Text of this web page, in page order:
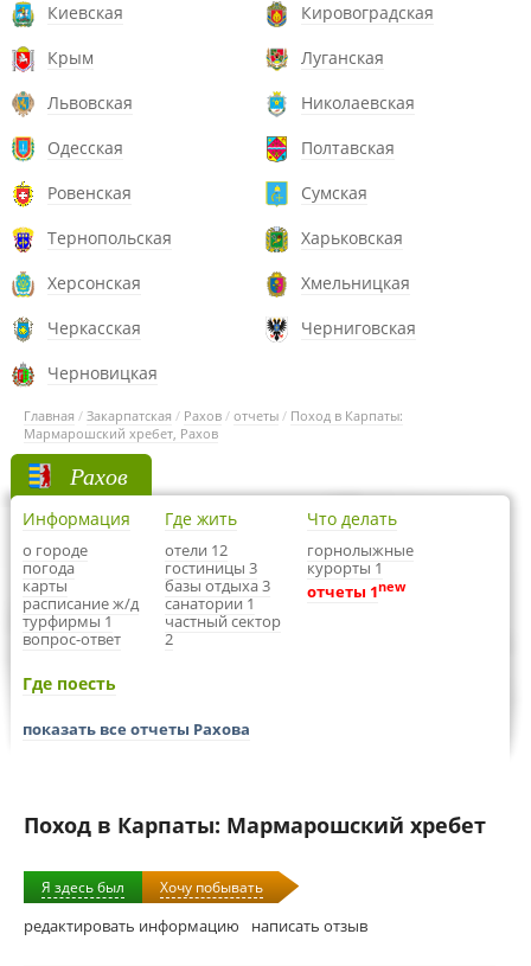
Киевская
Кировоградская
Крым
Луганская
Львовская
Николаевская
Одесская
Полтавская
Ровенская
Сумская
Тернопольская
Харьковская
Херсонская
Хмельницкая
Черкасская
Черниговская
Черновицкая
Главная / Закарпатская / Рахов / отчеты / Поход в Карпаты:
Мармарошский хребет, Рахов
Рахов
Информация
о городе
погода
карты
расписание ж/д
турфирмы 1
вопрос-ответ
Где жить
отели 12
гостиницы 3
базы отдыха 3
санатории 1
частный сектор
2
Что делать
горнолыжные
курорты 1
отчеты 1new
Где поесть
показать все отчеты Рахова
Поход в Карпаты: Мармарошский хребет
Я здесь был Хочу побывать
редактировать информацию написать отзыв